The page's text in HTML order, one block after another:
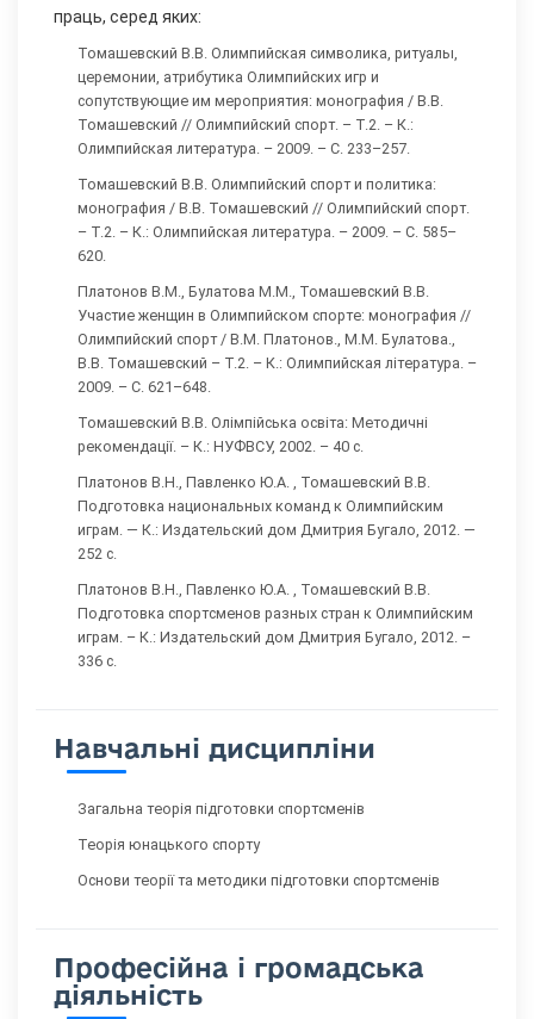
праць, серед яких:
Томашевский В.В. Олимпийская символика, ритуалы,
церемонии, атрибутика Олимпийских игр и
сопутствующие им мероприятия: монография / В.В.
Томашевский // Олимпийский спорт. – Т.2. – К.:
Олимпийская литература. – 2009. – С. 233–257.
Томашевский В.В. Олимпийский спорт и политика:
монография / В.В. Томашевский // Олимпийский спорт.
– Т.2. – К.: Олимпийская литература. – 2009. – С. 585–
620.
Платонов В.М., Булатова М.М., Томашевский В.В.
Участие женщин в Олимпийском спорте: монография //
Олимпийский спорт / В.М. Платонов., М.М. Булатова.,
В.В. Томашевский – Т.2. – К.: Олимпийская література. –
2009. – С. 621–648.
Томашевский В.В. Олімпійська освіта: Методичні
рекомендації. – К.: НУФВСУ, 2002. – 40 с.
Платонов В.Н., Павленко Ю.А. , Томашевский В.В.
Подготовка национальных команд к Олимпийским
играм. — К.: Издательский дом Дмитрия Бугало, 2012. —
252 с.
Платонов В.Н., Павленко Ю.А. , Томашевский В.В.
Подготовка спортсменов разных стран к Олимпийским
играм. – К.: Издательский дом Дмитрия Бугало, 2012. –
336 с.
Навчальні дисципліни
Загальна теорія підготовки спортсменів
Теорія юнацького спорту
Основи теорії та методики підготовки спортсменів
Професійна і громадська
діяльність